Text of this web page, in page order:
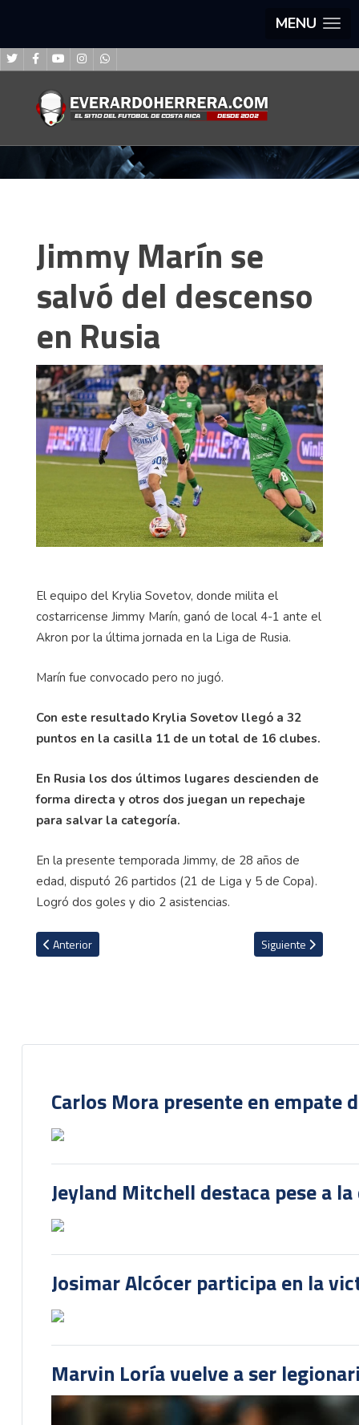
MENU
Jimmy Marín se
salvó del descenso
en Rusia
El equipo del Krylia Sovetov, donde milita el
costarricense Jimmy Marín, ganó de local 4-1 ante el
Akron por la última jornada en la Liga de Rusia.
Marín fue convocado pero no jugó.
Con este resultado Krylia Sovetov llegó a 32
puntos en la casilla 11 de un total de 16 clubes.
En Rusia los dos últimos lugares descienden de
forma directa y otros dos juegan un repechaje
para salvar la categoría.
En la presente temporada Jimmy, de 28 años de
edad, disputó 26 partidos (21 de Liga y 5 de Copa).
Logró dos goles y dio 2 asistencias.
Artículo anterior: VIDEO: José Mena le gana duelo de ticos a
Anterior Artículo siguiente:
Siguiente
Carlos Mora presente en empate
Jeyland Mitchell destaca pese a
Josimar Alcócer participa en la
Marvin Loría vuelve a ser